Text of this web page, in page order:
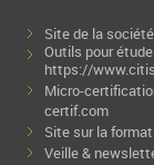
Site de la
Outils pour
https://
Micro-
certif.com
Site sur la
Veille &